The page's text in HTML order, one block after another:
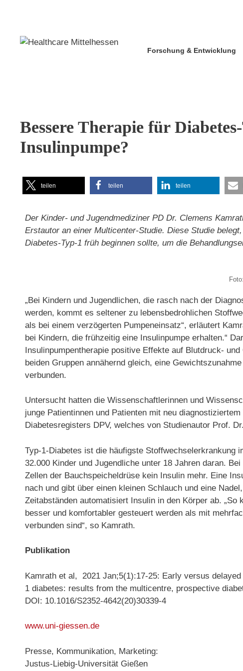
Forschung & Entwicklung
Bessere Therapie für
Insulinpumpe?
teilen teilen teilen
Der Kinder- und Jugendmediziner PD Dr. Clemens
Erstautor an einer Multicenter-Studie. Diese Studie
Diabetes-Typ-1 früh beginnen sollte, um die
„Bei Kindern und Jugendlichen, die rasch nach der
werden, kommt es seltener zu lebensbedrohlichen
als bei einem verzögerten Pumpeneinsatz“, erläutert
bei Kindern, die frühzeitig eine Insulinpumpe erhalten.“
Insulinpumpentherapie positive Effekte auf Blutdruck-
beiden Gruppen annähernd gleich, eine
verbunden.
Untersucht hatten die Wissenschaftlerinnen und
junge Patientinnen und Patienten mit neu
Diabetesregisters DPV, welches von Studienautor Prof.
Typ-1-Diabetes ist die häufigste Stoffwechselerkrankung
32.000 Kinder und Jugendliche unter 18 Jahren daran.
Zellen der Bauchspeicheldrüse kein Insulin mehr. Eine
nach und gibt über einen kleinen Schlauch und eine
Zeitabständen automatisiert Insulin in den Körper ab.
besser und komfortabler gesteuert werden als mit
verbunden sind“, so Kamrath.
Publikation
Kamrath et al, 2021 Jan;5(1):17-25: Early versus
1 diabetes: results from the multicentre, prospective
DOI: 10.1016/S2352-4642(20)30339-4
www.uni-giessen.de
Presse, Kommunikation, Marketing:
Justus-Liebig-Universität Gießen